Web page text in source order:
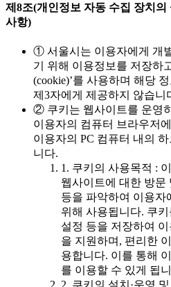
제8조(개인정보 자동 수집 장치의
사항)
① 서울시는 이용자에게 개
기 위해 이용정보를 저장하
(cookie)’를 사용하며 해당
제3자에게 제공하지 않습니
② 쿠키는 웹사이트를 운영
이용자의 컴퓨터 브라우저
이용자의 PC 컴퓨터 내의
니다.
1. 쿠키의 사용목적 :
웹사이트에 대한 방문
등을 파악하여 이용자
위해 사용됩니다. 쿠
설정 등을 저장하여
을 지원하며, 편리한
용합니다. 이를 통해
를 이용할 수 있게 됩
2. 쿠키의 설치·운영